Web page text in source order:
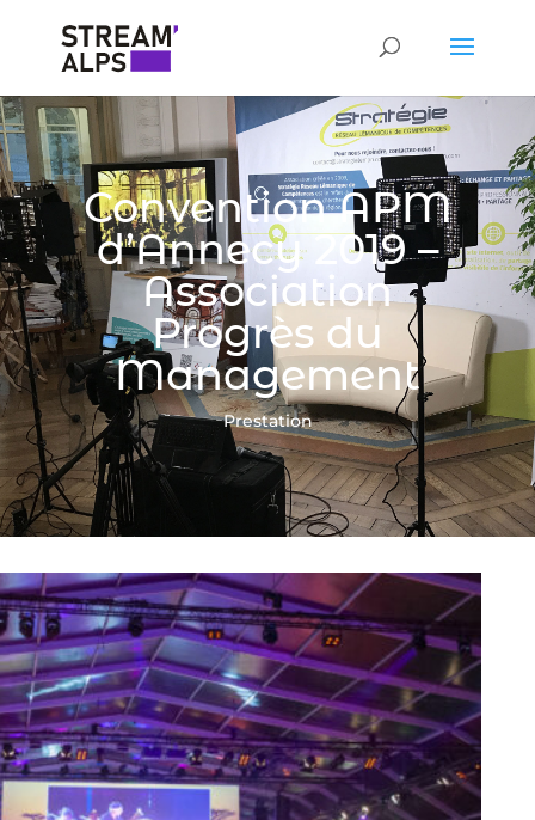
Convention APM
d’Annecy 2019 –
Association
Progrès du
Management
Prestation